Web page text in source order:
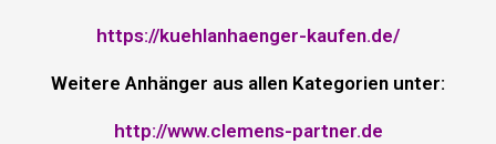
https://kuehlanhaenger-kaufen.de/
Weitere Anhänger aus allen Kategorien unter:
http://www.clemens-partner.de